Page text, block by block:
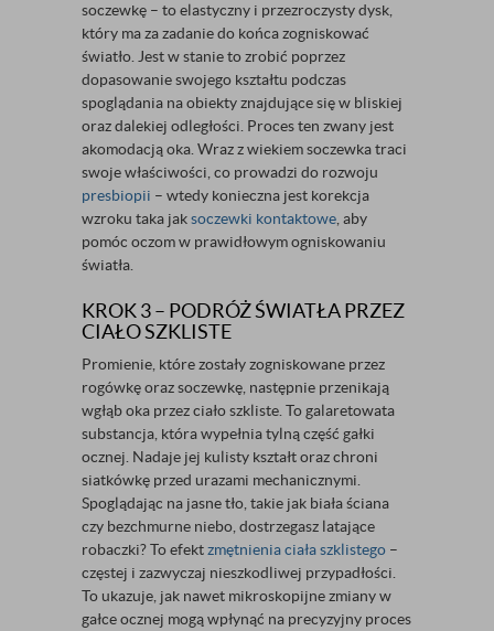
soczewkę – to elastyczny i przezroczysty dysk,
który ma za zadanie do końca zogniskować
światło. Jest w stanie to zrobić poprzez
dopasowanie swojego kształtu podczas
spoglądania na obiekty znajdujące się w bliskiej
oraz dalekiej odległości. Proces ten zwany jest
akomodacją oka. Wraz z wiekiem soczewka traci
swoje właściwości, co prowadzi do rozwoju
presbiopii – wtedy konieczna jest korekcja
wzroku taka jaksoczewki kontaktowe , aby
pomóc oczom w prawidłowym ogniskowaniu
światła.
KROK 3 – PODRÓŻ ŚWIATŁA PRZEZ
CIAŁO SZKLISTE
Promienie, które zostały zogniskowane przez
rogówkę oraz soczewkę, następnie przenikają
wgłąb oka przez ciało szkliste. To galaretowata
substancja, która wypełnia tylną część gałki
ocznej. Nadaje jej kulisty kształt oraz chroni
siatkówkę przed urazami mechanicznymi.
Spoglądając na jasne tło, takie jak biała ściana
czy bezchmurne niebo, dostrzegasz latające
robaczki? To efektzmętnienia ciała szklistego –
częstej i zazwyczaj nieszkodliwej przypadłości.
To ukazuje, jak nawet mikroskopijne zmiany w
gałce ocznej mogą wpłynąć na precyzyjny proces